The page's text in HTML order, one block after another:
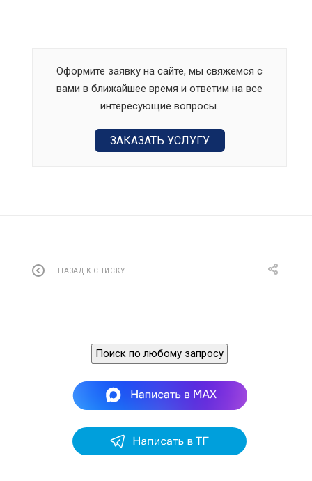
Оформите заявку на сайте, мы свяжемся с
вами в ближайшее время и ответим на все
интересующие вопросы.
ЗАКАЗАТЬ УСЛУГУ
НАЗАД К СПИСКУ
Поиск по любому запросу